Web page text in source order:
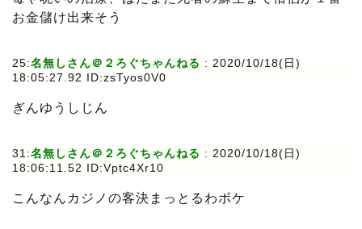
お金儲け出来そう
25:名無しさん＠２ろぐちゃんねる : 2020/10/18(日)
18:05:27.92 ID:zsTyos0V0
ぎんゆうしじん
31:名無しさん＠２ろぐちゃんねる : 2020/10/18(日)
18:06:11.52 ID:Vptc4Xr10
こんなんカジノの客決まっとるわボケ